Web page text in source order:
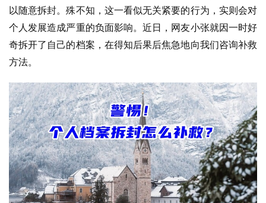
以随意拆封。殊不知，这一看似无关紧要的行为，实则会对
个人发展造成严重的负面影响。近日，网友小张就因一时好
奇拆开了自己的档案，在得知后果后焦急地向我们咨询补救
方法。